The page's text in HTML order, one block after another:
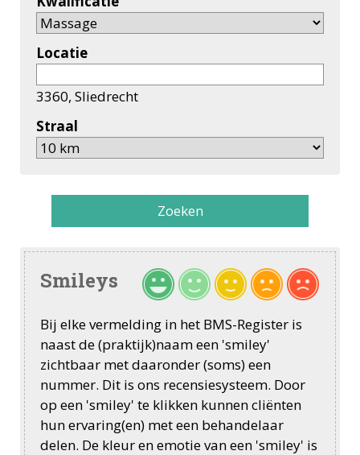
Locatie
3360, Sliedrecht
Straal
Zoeken
Smileys
Bij elke vermelding in het BMS-Register is
naast de (praktijk)naam een 'smiley'
zichtbaar met daaronder (soms) een
nummer. Dit is ons recensiesysteem. Door
op een 'smiley' te klikken kunnen cliënten
hun ervaring(en) met een behandelaar
delen. De kleur en emotie van een 'smiley' is